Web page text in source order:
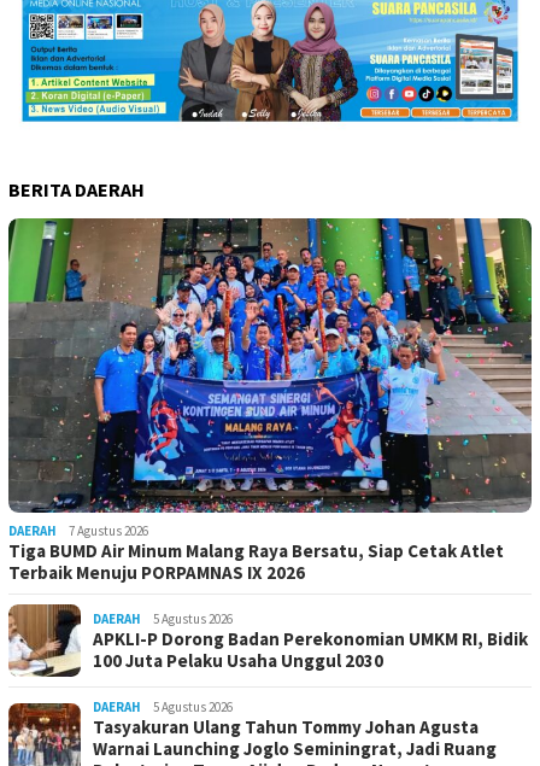
BERITA DAERAH
DAERAH 7 Agustus 2026
Tiga BUMD Air Minum Malang Raya Bersatu, Siap Cetak Atlet
Terbaik Menuju PORPAMNAS IX 2026
DAERAH 5 Agustus 2026
APKLI-P Dorong Badan Perekonomian UMKM RI, Bidik
100 Juta Pelaku Usaha Unggul 2030
DAERAH 5 Agustus 2026
Tasyakuran Ulang Tahun Tommy Johan Agusta
Warnai Launching Joglo Seminingrat, Jadi Ruang